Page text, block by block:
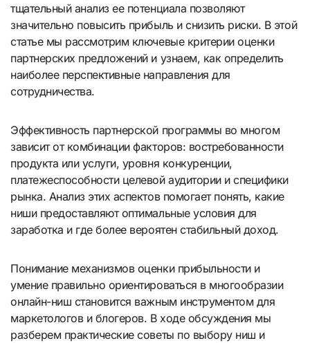
тщательный анализ ее потенциала позволяют
значительно повысить прибыль и снизить риски. В этой
статье мы рассмотрим ключевые критерии оценки
партнерских предложений и узнаем, как определить
наиболее перспективные направления для
сотрудничества.
Эффективность партнерской программы во многом
зависит от комбинации факторов: востребованности
продукта или услуги, уровня конкуренции,
платежеспособности целевой аудитории и специфики
рынка. Анализ этих аспектов помогает понять, какие
ниши предоставляют оптимальные условия для
заработка и где более вероятен стабильный доход.
Понимание механизмов оценки прибыльности и
умение правильно ориентироваться в многообразии
онлайн-ниш становится важным инструментом для
маркетологов и блогеров. В ходе обсуждения мы
разберем практические советы по выбору ниш и